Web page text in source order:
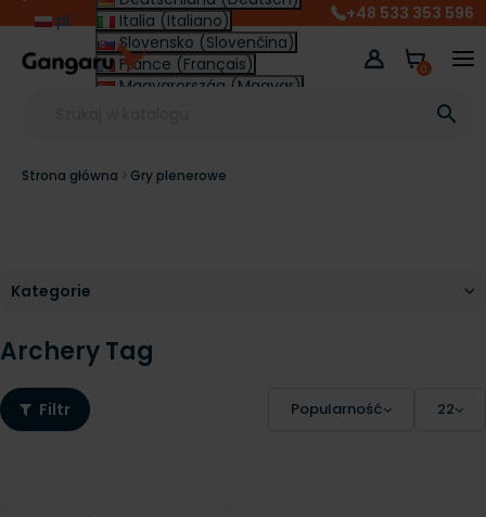
pl
Italia (Italiano)
Slovensko (Slovenčina)
France (Français)
Magyarország (Magyar)
+48 533 353 596

0
Strona główna Gry plenerowe
Archery Tag
Filtr Popularność 22